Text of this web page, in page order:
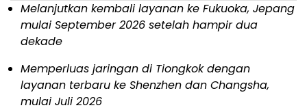
Melanjutkan kembali layanan ke Fukuoka, Jepang
mulai September 2026 setelah hampir dua
dekade
Memperluas jaringan di Tiongkok dengan
layanan terbaru ke Shenzhen dan Changsha,
mulai Juli 2026